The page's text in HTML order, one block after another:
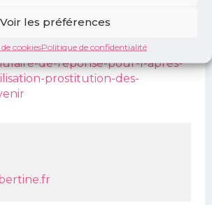
Voir les préférences
cookiesPolitique de confidentialité
hubertine-
de-reponse-pour-l-apres-
prostitution-des-